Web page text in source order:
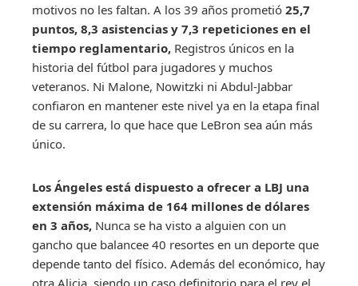
motivos no les faltan. A los 39 años prometió 25,7
puntos, 8,3 asistencias y 7,3 repeticiones en el
tiempo reglamentario, Registros únicos en la
historia del fútbol para jugadores y muchos
veteranos. Ni Malone, Nowitzki ni Abdul-Jabbar
confiaron en mantener este nivel ya en la etapa final
de su carrera, lo que hace que LeBron sea aún más
único.
Los Ángeles está dispuesto a ofrecer a LBJ una
extensión máxima de 164 millones de dólares
en 3 años, Nunca se ha visto a alguien con un
gancho que balancee 40 resortes en un deporte que
depende tanto del físico. Además del económico, hay